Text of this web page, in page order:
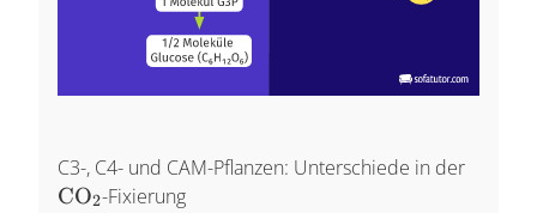
C3-, C4- und CAM-Pflanzen: Unterschiede in der
COX
2-Fixierung